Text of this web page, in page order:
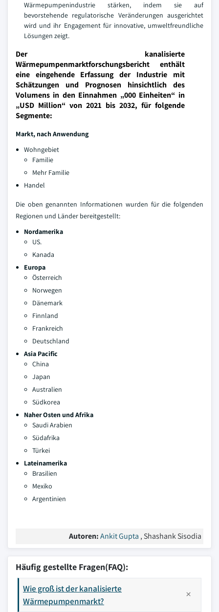
Wärmepumpenindustrie stärken, indem sie auf
bevorstehende regulatorische Veränderungen ausgerichtet
wird und ihr Engagement für innovative, umweltfreundliche
Lösungen zeigt.
Der kanalisierte
Wärmepumpenmarktforschungsbericht enthält
eine eingehende Erfassung der Industrie mit
Schätzungen und Prognosen hinsichtlich des
Volumens in den Einnahmen „000 Einheiten“ in
„USD Million“ von 2021 bis 2032, für folgende
Segmente:
Markt, nach Anwendung
Wohngebiet
Familie
Mehr Familie
Handel
Die oben genannten Informationen wurden für die folgenden
Regionen und Länder bereitgestellt:
Nordamerika
US.
Kanada
Europa
Österreich
Norwegen
Dänemark
Finnland
Frankreich
Deutschland
Asia Pacific
China
Japan
Australien
Südkorea
Naher Osten und Afrika
Saudi Arabien
Südafrika
Türkei
Lateinamerika
Brasilien
Mexiko
Argentinien
Autoren:Ankit Gupta , Shashank Sisodia
Häufig gestellte Fragen(FAQ):
Wie groß ist der kanalisierte
Wärmepumpenmarkt?